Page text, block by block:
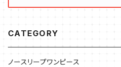
CATEGORY
ノースリープワンピース